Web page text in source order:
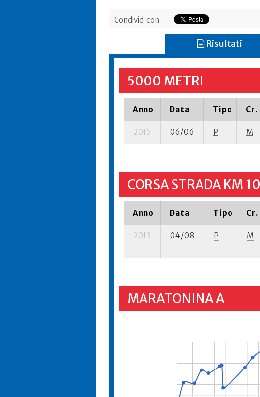
Condividi con
Risultati
5000 METRI
Anno Data Tipo Cr.
2015 06/06 P M
CORSA STRADA KM 10
Anno Data Tipo Cr.
2013 04/08 P M
MARATONINA A